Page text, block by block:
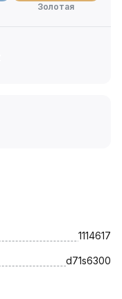
Золотая
1114617
d71s6300